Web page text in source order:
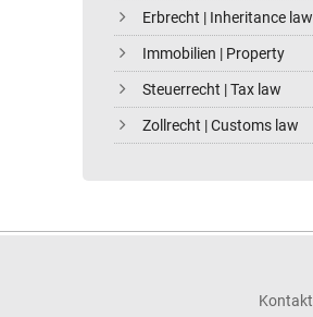
Erbrecht | Inheritance law
Immobilien | Property
Steuerrecht | Tax law
Zollrecht | Customs law
Kontakt